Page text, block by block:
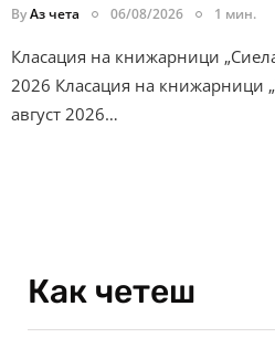
ByАз чета 06/08/2026 1 мин.
Класация на книжарници
2026 Класация на книжарници
август 2026…
Как четеш